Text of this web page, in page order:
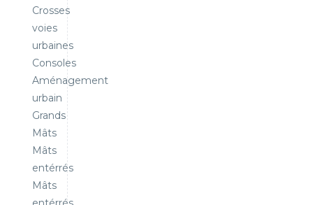
Crosses
voies
urbaines
Consoles
Aménagement
urbain
Grands
Mâts
Mâts
entérrés
Mâts